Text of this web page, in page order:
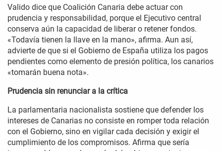
Valido dice que Coalición Canaria debe actuar con
prudencia y responsabilidad, porque el Ejecutivo central
conserva aún la capacidad de liberar o retener fondos.
«Todavía tienen la llave en la mano», afirma. Aun así,
advierte de que si el Gobierno de España utiliza los pagos
pendientes como elemento de presión política, los canarios
«tomarán buena nota».
Prudencia sin renunciar a la crítica
La parlamentaria nacionalista sostiene que defender los
intereses de Canarias no consiste en romper toda relación
con el Gobierno, sino en vigilar cada decisión y exigir el
cumplimiento de los compromisos. Afirma que sería